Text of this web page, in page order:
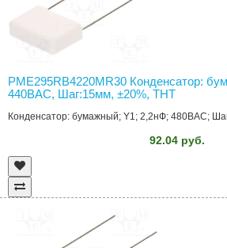
PME295RB4220MR30 Конденсатор:
440ВAC, Шаг:15мм, ±20%, THT
Конденсатор: бумажный; Y1; 2,2нФ; 480ВAC;
92.04 руб.